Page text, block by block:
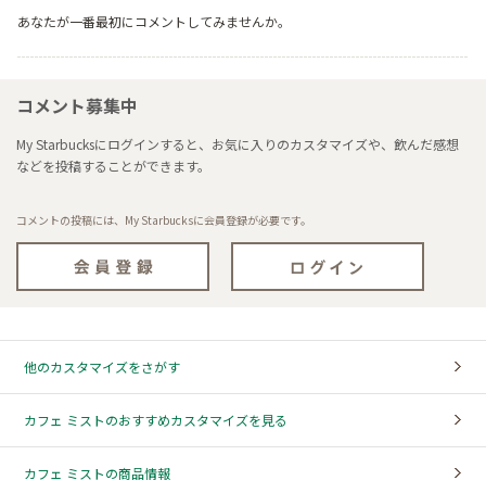
あなたが一番最初にコメントしてみませんか。
コメント募集中
My Starbucksにログインすると、お気に入りのカスタマイズや、飲んだ感想
などを投稿することができます。
コメントの投稿には、My Starbucksに会員登録が必要です。
他のカスタマイズをさがす
カフェ ミストのおすすめカスタマイズを見る
カフェ ミストの商品情報